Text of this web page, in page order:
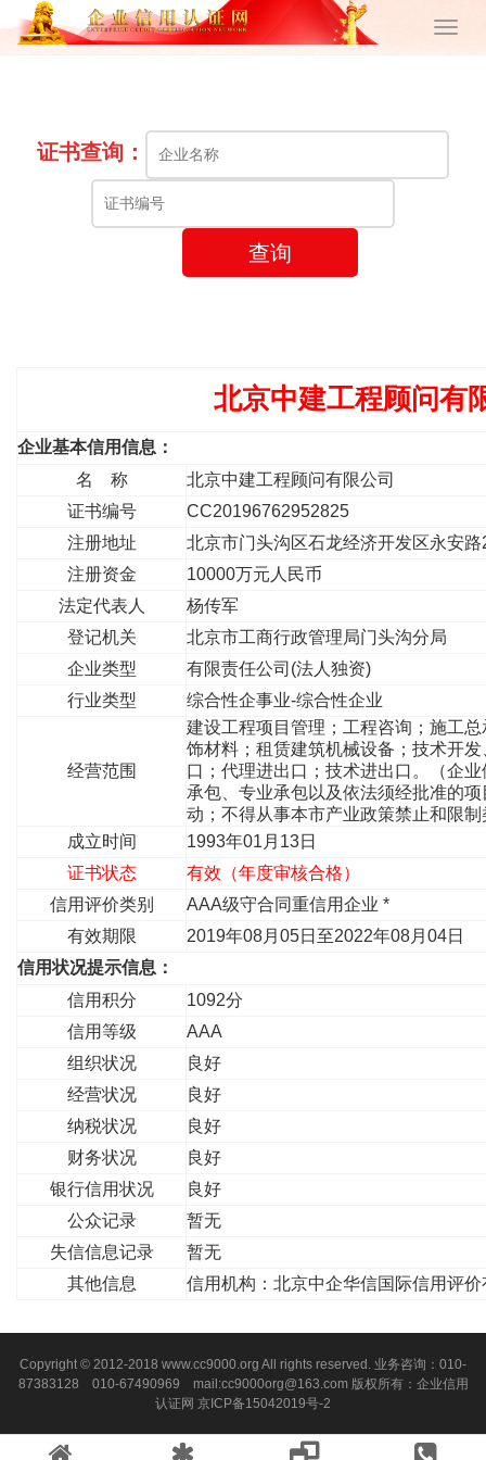
证书查询：
查询
北京中建工程顾问有
企业基本信用信息：
名 称
北京中建工程顾问有限公司
证书编号
CC20196762952825
注册地址
北京市门头沟区石龙经济开发区永安
注册资金
10000万元人民币
法定代表人
杨传军
登记机关
北京市工商行政管理局门头沟分局
企业类型
有限责任公司(法人独资)
行业类型
综合性企事业-综合性企业
经营范围
建设工程项目管理；工程咨询；施工
饰材料；租赁建筑机械设备；技术开
口；代理进出口；技术进出口。（企
承包、专业承包以及依法须经批准的
动；不得从事本市产业政策禁止和限
成立时间
1993年01月13日
证书状态
有效（年度审核合格）
信用评价类别
AAA级守合同重信用企业 *
有效期限
2019年08月05日至2022年08月04日
信用状况提示信息：
信用积分
1092分
信用等级
AAA
组织状况
良好
经营状况
良好
纳税状况
良好
财务状况
良好
银行信用状况
良好
公众记录
暂无
失信信息记录
暂无
其他信息
信用机构：北京中企华信国际信用评
Copyright © 2012-2018 www.cc9000.org All rights reserved. 业务咨询：010-
87383128 010-67490969 mail:cc9000org@163.com 版权所有：企业信用
认证网 京ICP备15042019号-2